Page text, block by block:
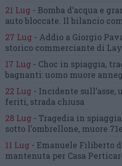
21 Lug - Bomba d’acqua e
auto bloccate. Il bilancio
27 Lug - Addio a Giorgio
storico commerciante di
17 Lug - Choc in spiaggia,
bagnanti:uomo muore
22 Lug - Incidente sull’asse,
feriti, strada chiusa
28 Lug - Tragedia in
sotto l’ombrellone, muore
11 Lug - Emanuele Filiberto
mantenuta per Casa